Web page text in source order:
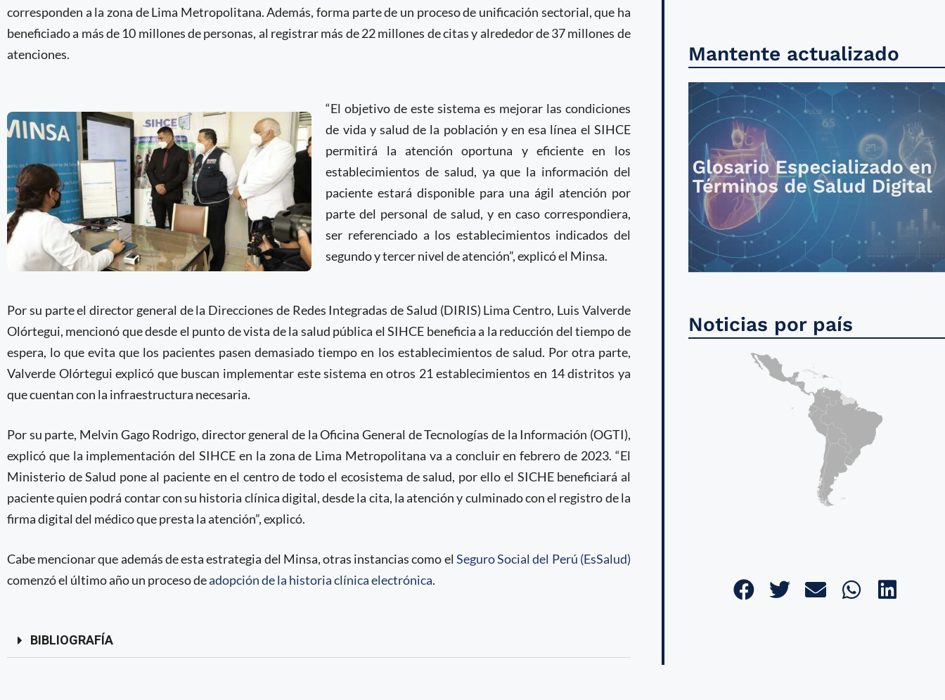
corresponden a la zona de Lima Metropolitana. Además, forma parte de un proceso de unificación sectorial, que ha
beneficiado a más de 10 millones de personas, al registrar más de 22 millones de citas y alrededor de 37 millones de
atenciones.
“El objetivo de este sistema es mejorar las condiciones
de vida y salud de la población y en esa línea el SIHCE
permitirá la atención oportuna y eficiente en los
establecimientos de salud, ya que la información del
paciente estará disponible para una ágil atención por
parte del personal de salud, y en caso correspondiera,
ser referenciado a los establecimientos indicados del
segundo y tercer nivel de atención”, explicó el Minsa.
Por su parte el director general de la Direcciones de Redes Integradas de Salud (DIRIS) Lima Centro, Luis Valverde
Olórtegui, mencionó que desde el punto de vista de la salud pública el SIHCE beneficia a la reducción del tiempo de
espera, lo que evita que los pacientes pasen demasiado tiempo en los establecimientos de salud. Por otra parte,
Valverde Olórtegui explicó que buscan implementar este sistema en otros 21 establecimientos en 14 distritos ya
que cuentan con la infraestructura necesaria.
Por su parte, Melvin Gago Rodrigo, director general de la Oficina General de Tecnologías de la Información (OGTI),
explicó que la implementación del SIHCE en la zona de Lima Metropolitana va a concluir en febrero de 2023. “El
Ministerio de Salud pone al paciente en el centro de todo el ecosistema de salud, por ello el SICHE beneficiará al
paciente quien podrá contar con su historia clínica digital, desde la cita, la atención y culminado con el registro de la
firma digital del médico que presta la atención”, explicó.
Cabe mencionar que además de esta estrategia del Minsa, otras instancias como el Seguro Social del Perú (EsSalud)
comenzó el último año un proceso deadopción de la historia clínica electrónica.
BIBLIOGRAFÍA
Mantente actualizado
Noticias por país